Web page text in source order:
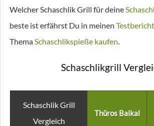
Welcher Schaschlik Grill für deine
beste ist erfährst Du in meinen
ThemaSchaschlikspieße kaufen.
Schaschlikgrill
Schaschlik Grill
Vergleich
Thüros Baikal